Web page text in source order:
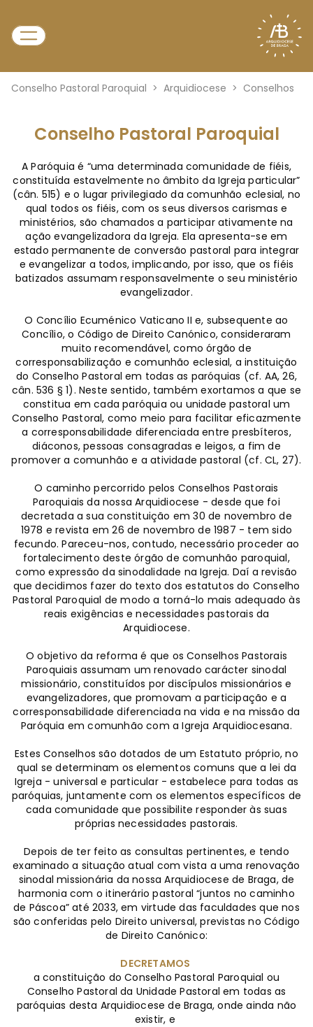
Conselho Pastoral Paroquial > Arquidiocese > Conselhos
Conselho Pastoral Paroquial
A Paróquia é “uma determinada comunidade de fiéis,
constituída estavelmente no âmbito da Igreja particular”
(cân. 515) e o lugar privilegiado da comunhão eclesial, no
qual todos os fiéis, com os seus diversos carismas e
ministérios, são chamados a participar ativamente na
ação evangelizadora da Igreja. Ela apresenta-se em
estado permanente de conversão pastoral para integrar
e evangelizar a todos, implicando, por isso, que os fiéis
batizados assumam responsavelmente o seu ministério
evangelizador.
O Concílio Ecuménico Vaticano II e, subsequente ao
Concílio, o Código de Direito Canónico, consideraram
muito recomendável, como órgão de
corresponsabilização e comunhão eclesial, a instituição
do Conselho Pastoral em todas as paróquias (cf. AA, 26,
cân. 536 § 1). Neste sentido, também exortamos a que se
constitua em cada paróquia ou unidade pastoral um
Conselho Pastoral, como meio para facilitar eficazmente
a corresponsabilidade diferenciada entre presbíteros,
diáconos, pessoas consagradas e leigos, a fim de
promover a comunhão e a atividade pastoral (cf. CL, 27).
O caminho percorrido pelos Conselhos Pastorais
Paroquiais da nossa Arquidiocese - desde que foi
decretada a sua constituição em 30 de novembro de
1978 e revista em 26 de novembro de 1987 - tem sido
fecundo. Pareceu-nos, contudo, necessário proceder ao
fortalecimento deste órgão de comunhão paroquial,
como expressão da sinodalidade na Igreja. Daí a revisão
que decidimos fazer do texto dos estatutos do Conselho
Pastoral Paroquial de modo a torná-lo mais adequado às
reais exigências e necessidades pastorais da
Arquidiocese.
O objetivo da reforma é que os Conselhos Pastorais
Paroquiais assumam um renovado carácter sinodal
missionário, constituídos por discípulos missionários e
evangelizadores, que promovam a participação e a
corresponsabilidade diferenciada na vida e na missão da
Paróquia em comunhão com a Igreja Arquidiocesana.
Estes Conselhos são dotados de um Estatuto próprio, no
qual se determinam os elementos comuns que a lei da
Igreja - universal e particular - estabelece para todas as
paróquias, juntamente com os elementos específicos de
cada comunidade que possibilite responder às suas
próprias necessidades pastorais.
Depois de ter feito as consultas pertinentes, e tendo
examinado a situação atual com vista a uma renovação
sinodal missionária da nossa Arquidiocese de Braga, de
harmonia com o itinerário pastoral “juntos no caminho
de Páscoa” até 2033, em virtude das faculdades que nos
são conferidas pelo Direito universal, previstas no Código
de Direito Canónico:
DECRETAMOS
a constituição do Conselho Pastoral Paroquial ou
Conselho Pastoral da Unidade Pastoral em todas as
paróquias desta Arquidiocese de Braga, onde ainda não
existir, e